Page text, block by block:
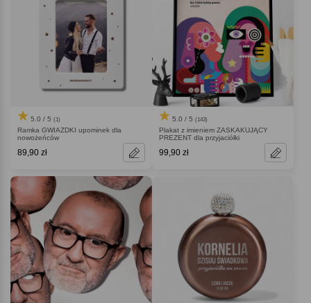
5.0 / 5 (1)
Ramka GWIAZDKI upominek dla
nowożeńców
89,90 zł
5.0 / 5 (143)
Plakat z imieniem ZASKAKUJĄCY
PREZENT dla przyjaciółki
99,90 zł